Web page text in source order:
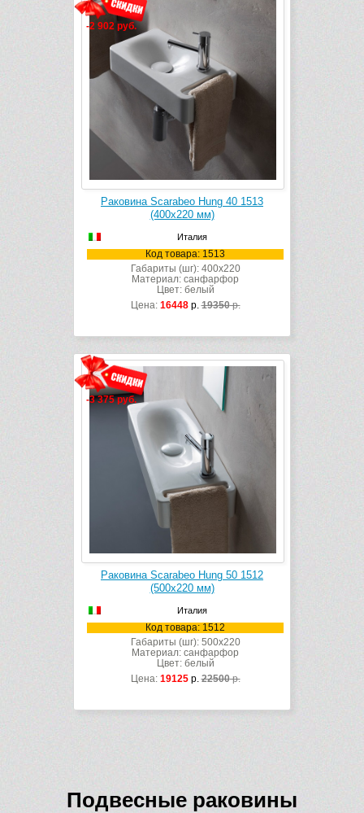
-2 902 руб.
Раковина Scarabeo Hung 40 1513
(400х220 мм)
Италия
Код товара: 1513
Габариты (шг): 400x220
Материал: санфарфор
Цвет: белый
Цена: 16448р.19350р.
-3 375 руб.
Раковина Scarabeo Hung 50 1512
(500х220 мм)
Италия
Код товара: 1512
Габариты (шг): 500x220
Материал: санфарфор
Цвет: белый
Цена: 19125р.22500р.
Подвесные раковины